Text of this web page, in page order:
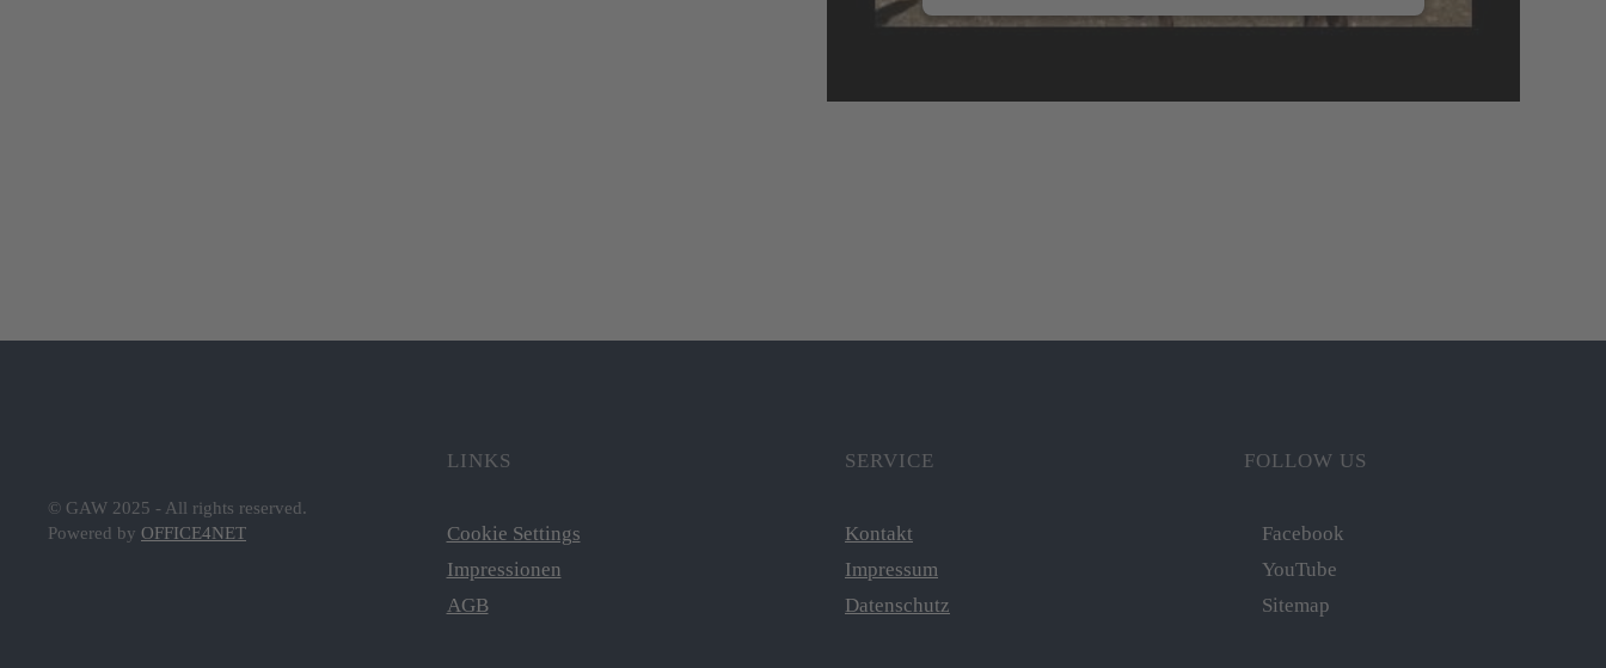
© GAW 2025 - All rights reserved.
Powered by OFFICE4NET
LINKS
Cookie Settings
Impressionen
AGB
SERVICE
Kontakt
Impressum
Datenschutz
FOLLOW US
Facebook
YouTube
Sitemap